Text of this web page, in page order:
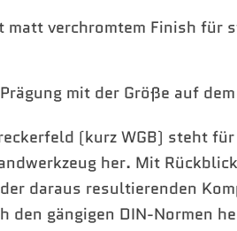
verchromtem Finish für
mit der Größe auf
(kurz WGB) steht
her. Mit
daraus resultierenden
den gängigen DIN-Normen